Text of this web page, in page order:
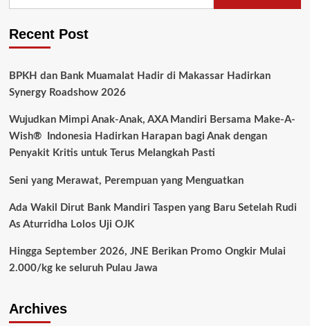
Recent Post
BPKH dan Bank Muamalat Hadir di Makassar Hadirkan
Synergy Roadshow 2026
Wujudkan Mimpi Anak-Anak, AXA Mandiri Bersama Make-A-
Wish® Indonesia Hadirkan Harapan bagi Anak dengan
Penyakit Kritis untuk Terus Melangkah Pasti
Seni yang Merawat, Perempuan yang Menguatkan
Ada Wakil Dirut Bank Mandiri Taspen yang Baru Setelah Rudi
As Aturridha Lolos Uji OJK
Hingga September 2026, JNE Berikan Promo Ongkir Mulai
2.000/kg ke seluruh Pulau Jawa
Archives